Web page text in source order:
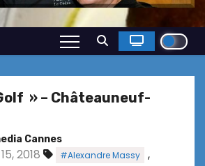
» – Châteauneuf-
Cannes
2018 #Alexandre Massy ,